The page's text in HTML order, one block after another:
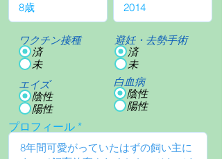
ワクチン接種
済
未
エイズ
陰性
陽性
避妊・去勢手術
済
未
白血病
陰性
陽性
プロフィール